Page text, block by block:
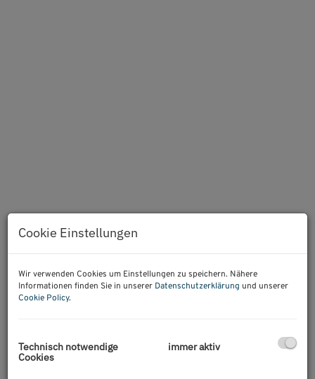
Beschreibung
Zentral gelegene 3 Zimmerwohnung im Fasanviertel
Cookie Einstellungen
Wir verwenden Cookies um Einstellungen zu speichern. Nähere
Informationen finden Sie in unserer Datenschutzerklärung und unserer
Cookie Policy.
Technisch notwendige
Cookies
immer aktiv